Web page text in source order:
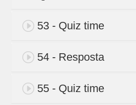
53 - Quiz time
54 - Resposta
55 - Quiz time